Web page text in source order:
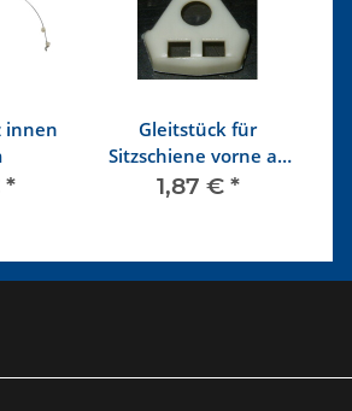
innen
*
Gleitstück für
Sitzschiene vorne ab
8/72
1,87 € *